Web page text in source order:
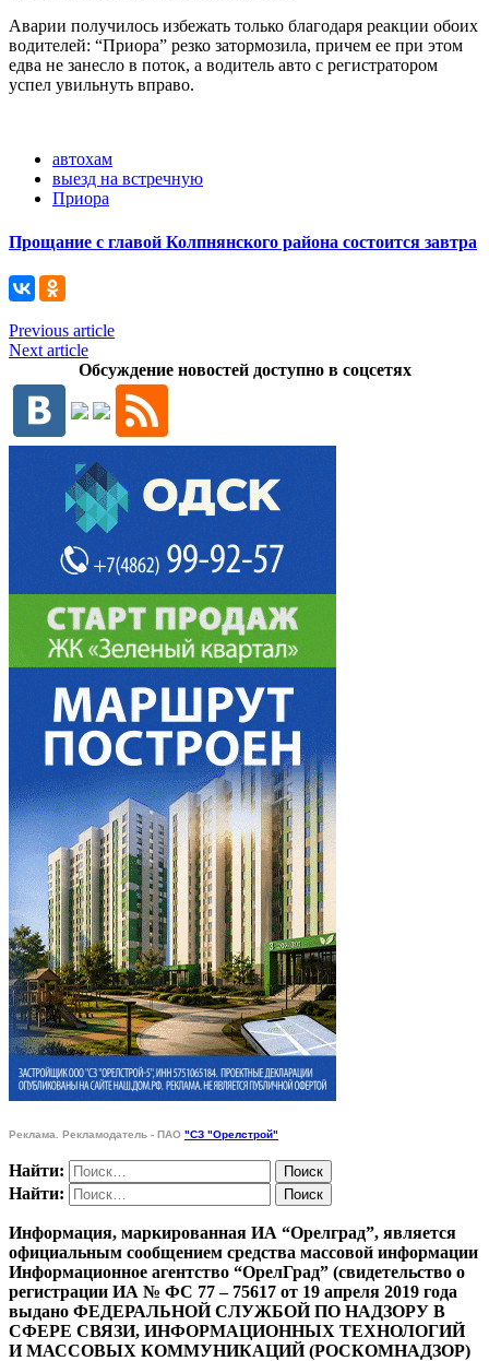
Аварии получилось избежать только благодаря реакции обоих
водителей: “Приора” резко затормозила, причем ее при этом
едва не занесло в поток, а водитель авто с регистратором
успел увильнуть вправо.
автохам
выезд на встречную
Приора
Прощание с главой Колпнянского района состоится завтра
Previous article
Next article
Обсуждение новостей доступно в соцсетях
Реклама. Рекламодатель - ПАО "СЗ "Орелстрой"
Найти:
Найти:
Информация, маркированная ИА “Орелград”, является
официальным сообщением средства массовой информации
Информационное агентство “ОрелГрад” (свидетельство о
регистрации ИА № ФС 77 – 75617 от 19 апреля 2019 года
выдано ФЕДЕРАЛЬНОЙ СЛУЖБОЙ ПО НАДЗОРУ В
СФЕРЕ СВЯЗИ, ИНФОРМАЦИОННЫХ ТЕХНОЛОГИЙ
И МАССОВЫХ КОММУНИКАЦИЙ (РОСКОМНАДЗОР)